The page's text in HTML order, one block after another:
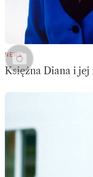
NEWS
Księżna Diana i